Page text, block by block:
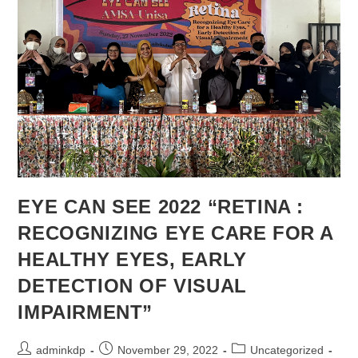
EYE CAN SEE 2022 “RETINA :
RECOGNIZING EYE CARE FOR A
HEALTHY EYES, EARLY
DETECTION OF VISUAL
IMPAIRMENT”
adminkdp November 29, 2022
Uncategorized